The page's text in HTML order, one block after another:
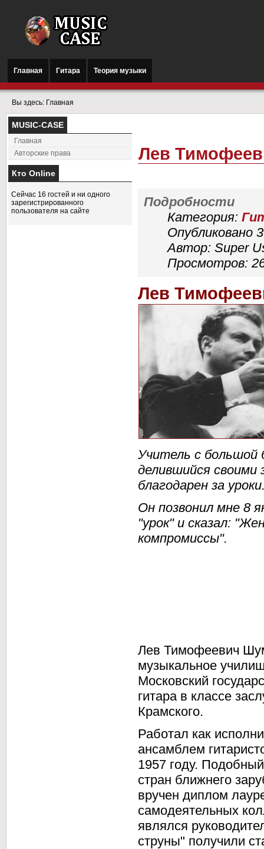
Главная Гитара Теория музыки
Вы здесь: Главная
MUSIC-CASE
Главная
Авторские права
Кто Online
Сейчас 16 гостей и ни одного
зарегистрированного
пользователя на сайте
Лев
Подробности
Категория:
Опубликовано
Автор: Super
Просмотров:
Лев
Учитель с большой
делившийся своими
благодарен за
Он позвонил мне 8
"урок" и сказал:
компромиссы".
Лев Тимофеевич
музыкальное
Московский
гитара в классе
Крамского.
Работал как
ансамблем
1957 году.
стран ближнего
вручен диплом
самодеятельных
являлся
струны" получили